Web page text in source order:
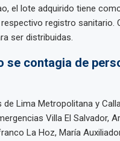
el lote adquirido tiene
registro sanitario.
ser distribuidas.
se contagia de
Lima Metropolitana y
Villa El Salvador,
La Hoz, María